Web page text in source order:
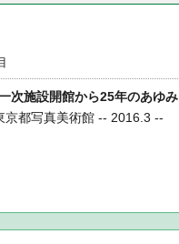
次施設開館から25年のあゆみ
京都写真美術館 -- 2016.3 --